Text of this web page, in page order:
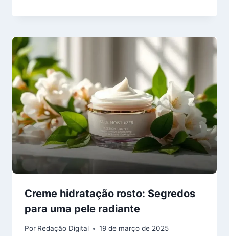
Creme hidratação rosto: Segredos
para uma pele radiante
Por Redação Digital 19 de março de 2025